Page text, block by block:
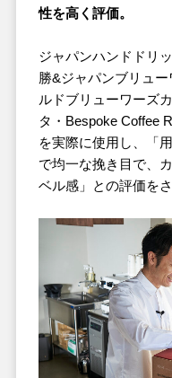
性を高く評価。
ジャパンハンドドリ
勝&ジャパンブリュ
ルドブリューワーズ
タ・Bespoke Coffee
を実際に使用し、「
で均一な挽き目で、
ベル感」との評価を